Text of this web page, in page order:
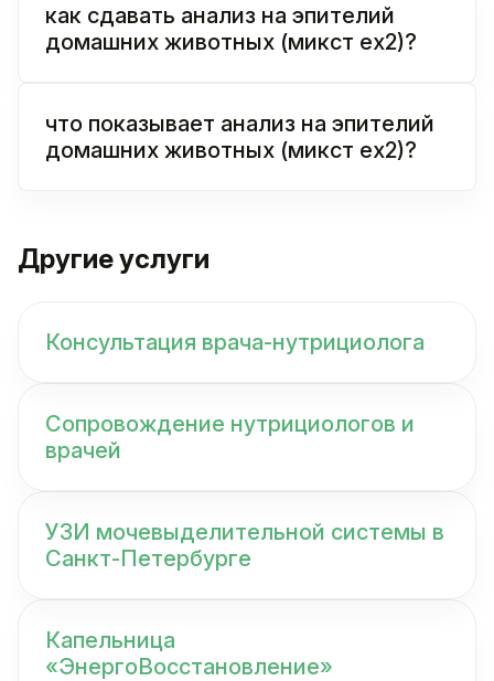
как сдавать анализ на эпителий
домашних животных (микст ex2)?
что показывает анализ на эпителий
домашних животных (микст ex2)?
Другие услуги
Консультация врача-нутрициолога
Сопровождение нутрициологов и
врачей
УЗИ мочевыделительной системы в
Санкт-Петербурге
Капельница
«ЭнергоВосстановление»